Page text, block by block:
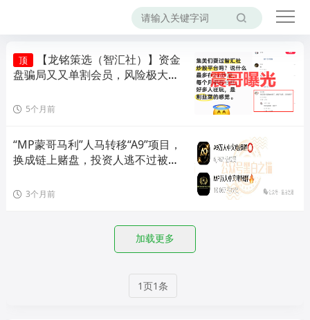
顶
【龙铭策选（智汇社）】资金
盘骗局又又单割会员，风险极大，
5个月前
“MP蒙哥马利”人马转移“A9”项目，
换成链上赌盘，投资人逃不过被割
3个月前
加载更多
1页1条